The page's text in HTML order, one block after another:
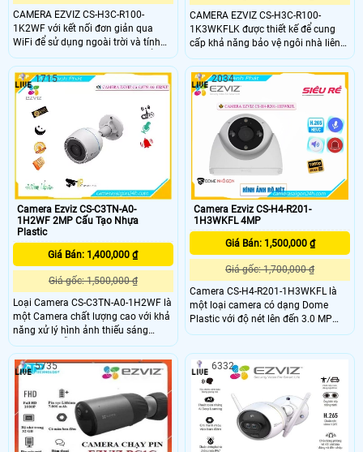
CAMERA EZVIZ CS-H3C-R100-
1K2WF với kết nối đơn giản qua
WiFi để sử dụng ngoài trời và tính
năng thông minh thì H3c có thể là
lựa chọn tốt nhất mà bạn sẽ tìm
thấy. CAMERA EZVIZ CS-H3C-R100-
1K2WF được thiết kế tốt để cung
cấp khả năng bảo vệ đáng tin cậy từ
ngày đến đêm, bao gồm phát hiện
con người do AI hỗ trợ
CAMERA EZVIZ CS-H3C-R100-
1K3WKFLK được thiết kế để cung
cấp khả năng bảo vệ ngôi nhà liên
tục 24/7 theo cách thông minh.
Hoạt động như một người bảo vệ
ngoài trời cho hầu hết các ngôi nhà,
máy ảnh này hiển thị video 2K siêu
sắc nét và tầm nhìn ban đêm đầy
màu sắc, đồng thời đủ thông minh
để phát hiện các hoạt động của con
người và cung cấp khả năng phòng
thủ chủ động
Camera Ezviz CS-C3TN-A0-
1H2WF 2MP Cấu Tạo Nhựa
Plastic
Giá Bán: 1,400,000 ₫
Giá gốc: 1,500,000 ₫
Loại Camera CS-C3TN-A0-1H2WF là
một Camera chất lượng cao với khả
năng xử lý hình ảnh thiếu sáng
đồng thời hỗ trợ chất lượng hình
FULL HD 1080P. Với tính năng Hồng
Ngoại Smart IR, camera này có thể
ánh sáng
1715
Camera Ezviz CS-H4-R201-
1H3WKFL 4MP
Giá Bán: 1,500,000 ₫
Giá gốc: 1,700,000 ₫
Camera CS-H4-R201-1H3WKFL là
một loại camera có dạng Dome
Plastic với độ nét lên đến 3.0 MP
cho hình ảnh rõ nét. Camera cũng
giúp hiển thị hình ảnh chất lượng tốt
dù trong điều kiện ánh sáng yếu Đây
là một lựa chọn tuyệt vời cho việc
an ninh và giám sát trong văn
phòng hoặc các khu vực khác
2034
5735 6332